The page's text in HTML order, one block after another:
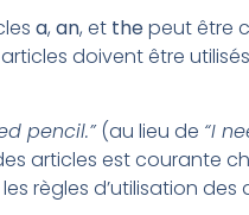
a, an, et thepeut être
doivent être
pencil.”(au lieu de “I
des articles est courante
les règles d’utilisation